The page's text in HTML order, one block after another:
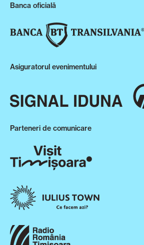
Banca oficială
Asiguratorul evenimentului
Parteneri de comunicare